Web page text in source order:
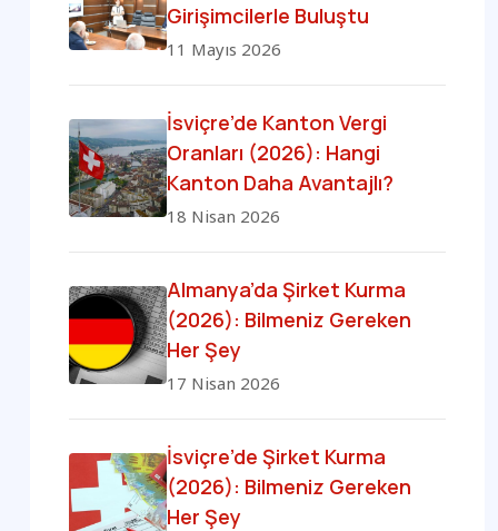
Girişimcilerle Buluştu
11 Mayıs 2026
İsviçre’de Kanton Vergi
Oranları (2026): Hangi
Kanton Daha Avantajlı?
18 Nisan 2026
Almanya’da Şirket Kurma
(2026): Bilmeniz Gereken
Her Şey
17 Nisan 2026
İsviçre’de Şirket Kurma
(2026): Bilmeniz Gereken
Her Şey